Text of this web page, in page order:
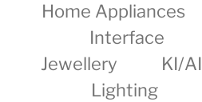
Home Appliances
Interface
Jewellery
KI/AI
Lighting